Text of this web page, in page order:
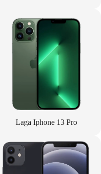
Laga Iphone 13 Pro